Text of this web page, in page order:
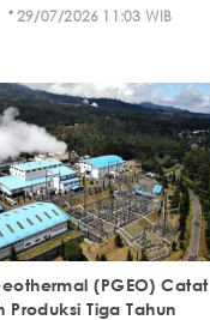
· 29/07/2026 11:03 WIB
(PGEO) Catat
Produksi Tiga Tahun